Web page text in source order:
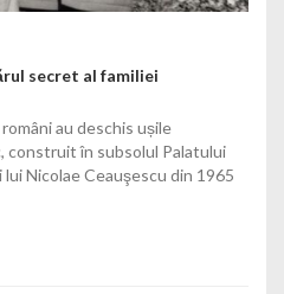
secret al familiei
au deschis ușile
construit în subsolul Palatului
Nicolae Ceauşescu din 1965